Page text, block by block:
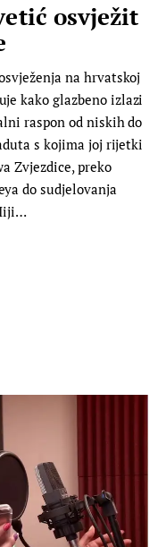
osvježit
na hrvatskoj
kako glazbeno izlazi
raspon od niskih do
s kojima joj rijetki
Zvjezdice, preko
do sudjelovanja